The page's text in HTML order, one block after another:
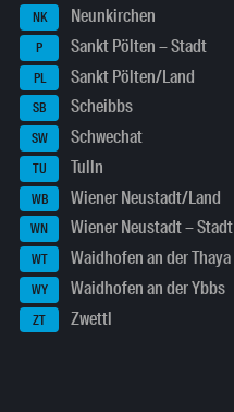
NK Neunkirchen
P Sankt Pölten – Stadt
PL Sankt Pölten/Land
SB Scheibbs
SW Schwechat
TU Tulln
WB Wiener Neustadt/Land
WN Wiener Neustadt – Stadt
WT Waidhofen an der Thaya
WY Waidhofen an der Ybbs
ZT Zwettl